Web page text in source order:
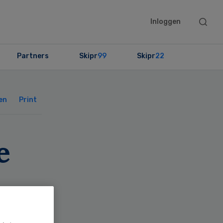
Inloggen
Search
Partners Skipr99 Skipr22
Print